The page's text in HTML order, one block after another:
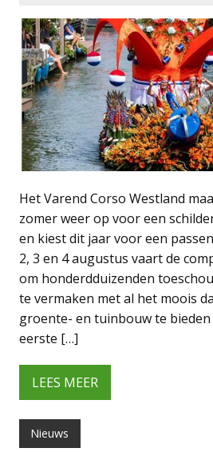
Het Varend Corso Westland
zomer weer op voor een
en kiest dit jaar voor een
2, 3 en 4 augustus vaart de
om honderdduizenden
te vermaken met al het moois
groente- en tuinbouw te
eerste […]
LEES MEER
Nieuws